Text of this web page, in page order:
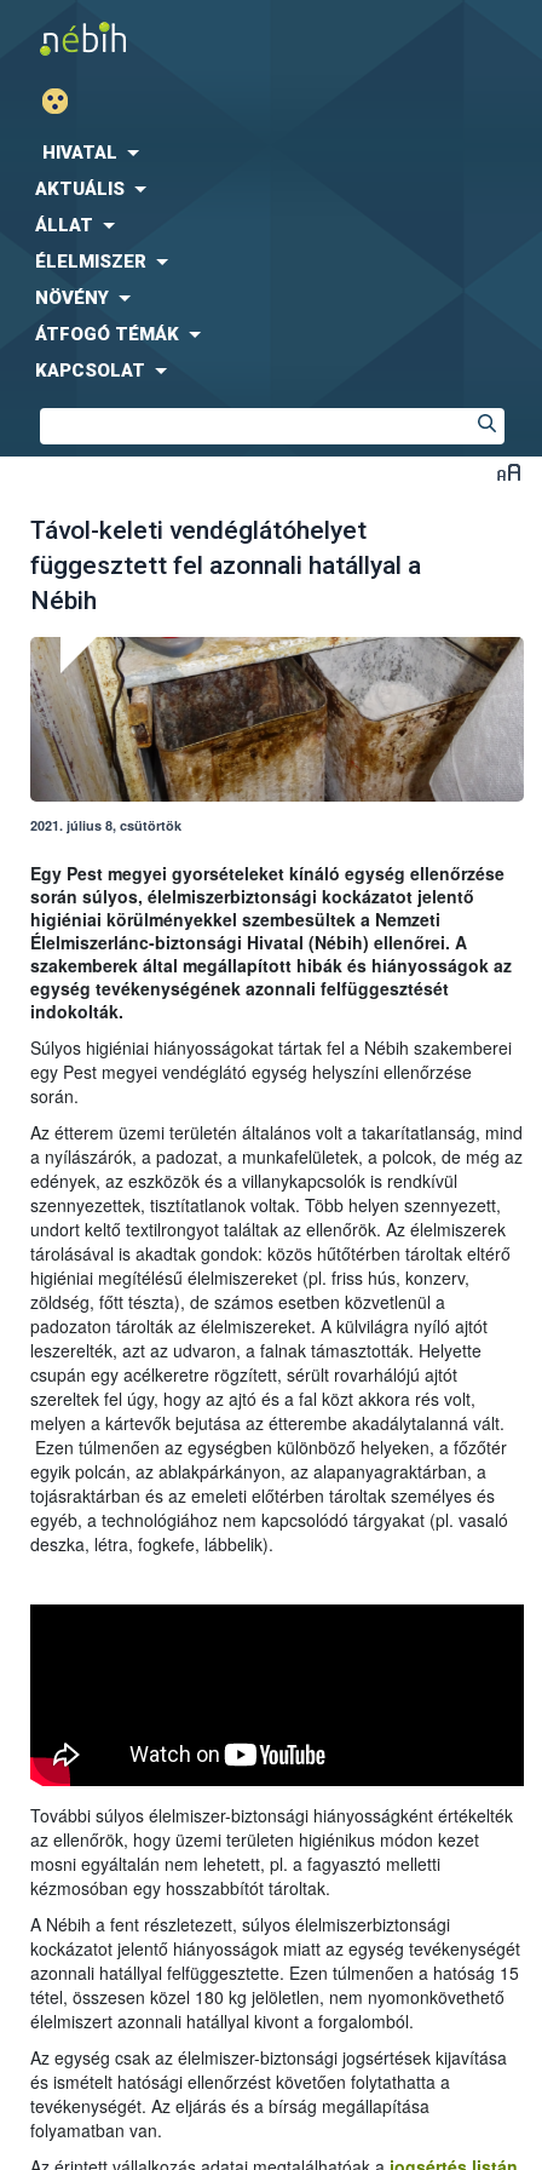
HIVATAL
AKTUÁLIS
ÁLLAT
ÉLELMISZER
NÖVÉNY
ÁTFOGÓ TÉMÁK
KAPCSOLAT
Távol-keleti vendéglátóhelyet
függesztett fel azonnali hatállyal a
Nébih
2021. július 8, csütörtök
Egy Pest megyei gyorsételeket kínáló egység ellenőrzése
során súlyos, élelmiszerbiztonsági kockázatot jelentő
higiéniai körülményekkel szembesültek a Nemzeti
Élelmiszerlánc-biztonsági Hivatal (Nébih) ellenőrei. A
szakemberek által megállapított hibák és hiányosságok az
egység tevékenységének azonnali felfüggesztését
indokolták.
Súlyos higiéniai hiányosságokat tártak fel a Nébih szakemberei
egy Pest megyei vendéglátó egység helyszíni ellenőrzése
során.
Az étterem üzemi területén általános volt a takarítatlanság, mind
a nyílászárók, a padozat, a munkafelületek, a polcok, de még az
edények, az eszközök és a villanykapcsolók is rendkívül
szennyezettek, tisztítatlanok voltak. Több helyen szennyezett,
undort keltő textilrongyot találtak az ellenőrök. Az élelmiszerek
tárolásával is akadtak gondok: közös hűtőtérben tároltak eltérő
higiéniai megítélésű élelmiszereket (pl. friss hús, konzerv,
zöldség, főtt tészta), de számos esetben közvetlenül a
padozaton tárolták az élelmiszereket. A külvilágra nyíló ajtót
leszerelték, azt az udvaron, a falnak támasztották. Helyette
csupán egy acélkeretre rögzített, sérült rovarhálójú ajtót
szereltek fel úgy, hogy az ajtó és a fal közt akkora rés volt,
melyen a kártevők bejutása az étterembe akadálytalanná vált.
Ezen túlmenően az egységben különböző helyeken, a főzőtér
egyik polcán, az ablakpárkányon, az alapanyagraktárban, a
tojásraktárban és az emeleti előtérben tároltak személyes és
egyéb, a technológiához nem kapcsolódó tárgyakat (pl. vasaló
deszka, létra, fogkefe, lábbelik).
További súlyos élelmiszer-biztonsági hiányosságként értékelték
az ellenőrök, hogy üzemi területen higiénikus módon kezet
mosni egyáltalán nem lehetett, pl. a fagyasztó melletti
kézmosóban egy hosszabbítót tároltak.
A Nébih a fent részletezett, súlyos élelmiszerbiztonsági
kockázatot jelentő hiányosságok miatt az egység tevékenységét
azonnali hatállyal felfüggesztette. Ezen túlmenően a hatóság 15
tétel, összesen közel 180 kg jelöletlen, nem nyomonkövethető
élelmiszert azonnali hatállyal kivont a forgalomból.
Az egység csak az élelmiszer-biztonsági jogsértések kijavítása
és ismételt hatósági ellenőrzést követően folytathatta a
tevékenységét. Az eljárás és a bírság megállapítása
folyamatban van.